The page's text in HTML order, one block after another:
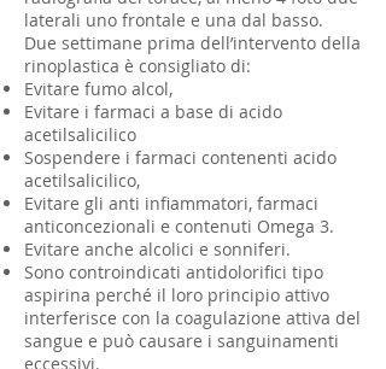
laterali uno frontale e una dal basso.
Due settimane prima dell’intervento della
rinoplastica è consigliato di:
Evitare fumo alcol,
Evitare i farmaci a base di acido
acetilsalicilico
Sospendere i farmaci contenenti acido
acetilsalicilico,
Evitare gli anti infiammatori, farmaci
anticoncezionali e contenuti Omega 3.
Evitare anche alcolici e sonniferi.
Sono controindicati antidolorifici tipo
aspirina perché il loro principio attivo
interferisce con la coagulazione attiva del
sangue e può causare i sanguinamenti
eccessivi.